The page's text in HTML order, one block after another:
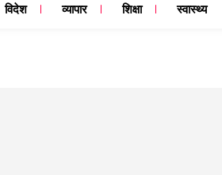
विदेश व्यापार शिक्षा स्वास्थ्य